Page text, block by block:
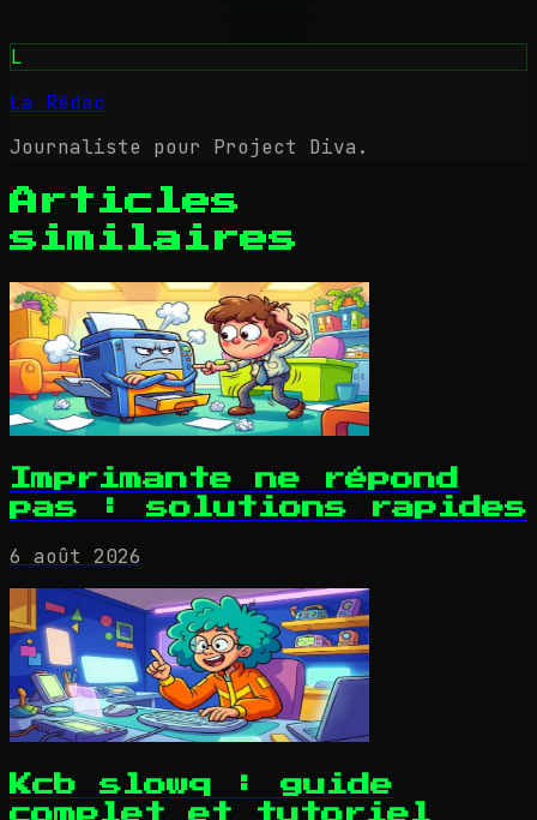
L
La Rédac
Journaliste pour Project Diva.
Articles
similaires
Imprimante ne répond
pas : solutions rapides
6 août 2026
Kcb slowq : guide
complet et tutoriel